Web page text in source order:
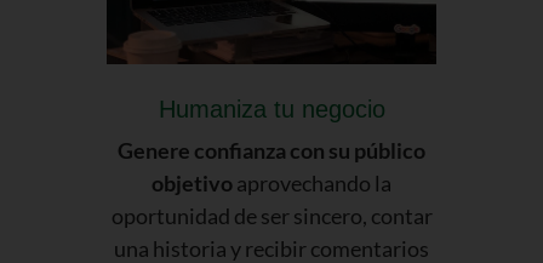
Humaniza tu negocio
Genere confianza con su público
objetivoaprovechando la
oportunidad de ser sincero, contar
una historia y recibir comentarios